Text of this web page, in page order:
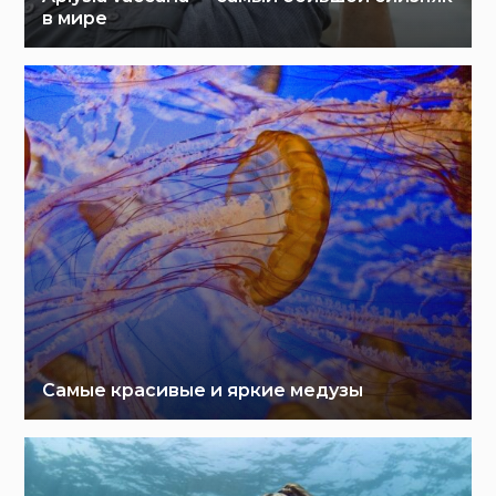
в мире
Самые красивые и яркие медузы